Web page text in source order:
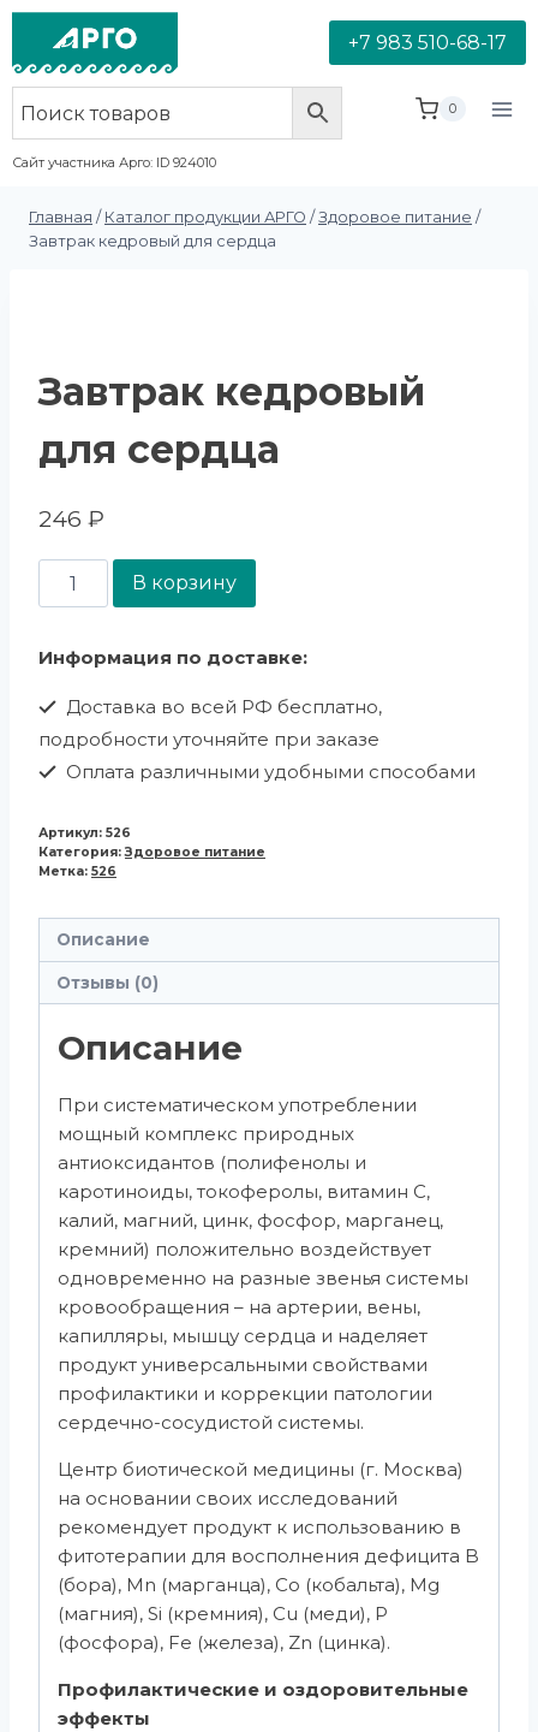
+7 983 510-68-17
Сайт участника Арго: ID 924010
0
Главная / Каталог продукции АРГО / Здоровое питание /
Завтрак кедровый для сердца
Завтрак кедровый
для сердца
246 ₽
В корзину
Информация по доставке:
Доставка во всей РФ бесплатно,
подробности уточняйте при заказе
Оплата различными удобными способами
Артикул: 526
Категория:Здоровое питание
Метка: 526
Описание
Отзывы (0)
Описание
При систематическом употреблении
мощный комплекс природных
антиоксидантов (полифенолы и
каротиноиды, токоферолы, витамин С,
калий, магний, цинк, фосфор, марганец,
кремний) положительно воздействует
одновременно на разные звенья системы
кровообращения – на артерии, вены,
капилляры, мышцу сердца и наделяет
продукт универсальными свойствами
профилактики и коррекции патологии
сердечно-сосудистой системы.
Центр биотической медицины (г. Москва)
на основании своих исследований
рекомендует продукт к использованию в
фитотерапии для восполнения дефицита B
(бора), Mn (марганца), Co (кобальта), Mg
(магния), Si (кремния), Cu (меди), P
(фосфора), Fe (железа), Zn (цинка).
Профилактические и оздоровительные
эффекты